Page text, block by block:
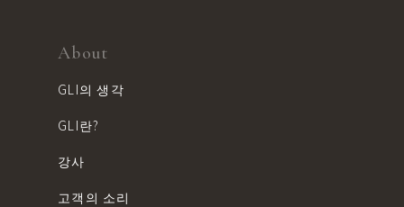
About
GLI의 생각
GLI란?
강사
고객의 소리